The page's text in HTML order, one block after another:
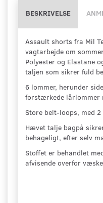
BESKRIVELSE
Assault shorts fra Mil
vagtarbejde om
Polyester og Elastane
taljen som sikrer fuld
6 lommer, herunder
forstærkede lårlommer
Store belt-loops, med
Hævet talje bagpå
behageligt, efter selv
Stoffet er behandlet
afvisende overfor